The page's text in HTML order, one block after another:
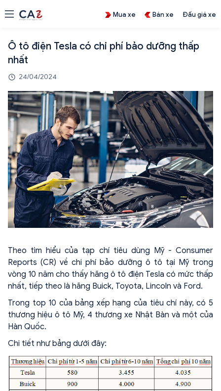
Mua xe Bán xe Đấu giá xe
Ô tô điện Tesla có chi phí bảo dưỡng thấp
nhất
24/04/2024
Theo tìm hiểu của tạp chí tiêu dùng Mỹ - Consumer
Reports (CR) về chi phí bảo dưỡng ô tô tại Mỹ trong
vòng 10 năm cho thấy hãng ô tô điện Tesla có mức thấp
nhất, tiếp theo là hãng Buick, Toyota, Lincoln và Ford.
Trong top 10 của bảng xếp hạng của tiêu chí này, có 5
thương hiệu ô tô Mỹ, 4 thương xe Nhật Bàn và một của
Hàn Quốc.
Chi tiết như bảng dưới đây: